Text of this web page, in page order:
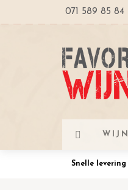
Ga
de
inhoud
071 589 85 84
WIJN
Snelle levering